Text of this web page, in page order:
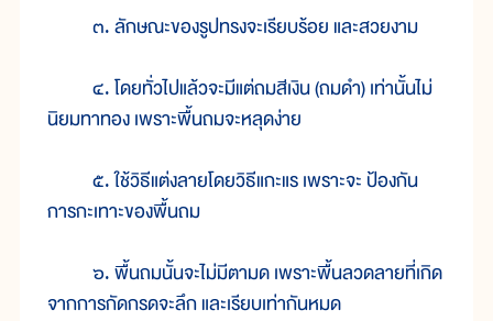
๓. ลักษณะของรูปทรงจะเรียบร้อย และสวยงาม
๔. โดยทั่วไปแล้วจะมีแต่ถมสีเงิน (ถมดำ) เท่านั้นไม่
นิยมทาทอง เพราะพื้นถมจะหลุดง่าย
๕. ใช้วิธีแต่งลายโดยวิธีแกะแร เพราะจะ ป้องกัน
การกะเทาะของพื้นถม
๖. พื้นถมนั้นจะไม่มีตามด เพราะพื้นลวดลายที่เกิด
จากการกัดกรดจะลึก และเรียบเท่ากันหมด